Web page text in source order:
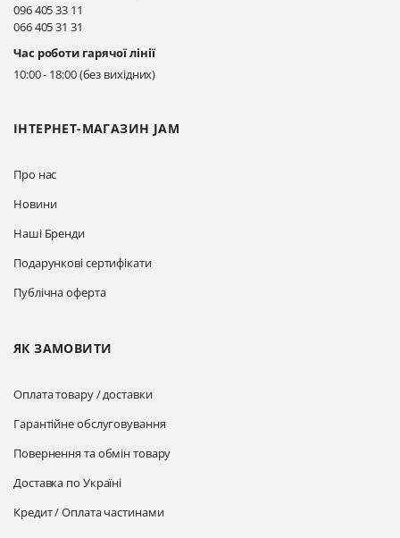
Київ, вул. Драгоманова 31-д
Прокласти маршрут
ІНТЕРНЕТ-МАГАЗИН JAM
Про нас
Новини
Наші Бренди
Подарункові сертифікати
Публічна оферта
ЯК ЗАМОВИТИ
Оплата товару / доставки
Гарантійне обслуговування
Повернення та обмін товару
Доставка по Україні
Кредит / Оплата частинами
096 405 33 11
066 405 31 31
Час роботи гарячої лінії
10:00 - 18:00 (без вихідних)